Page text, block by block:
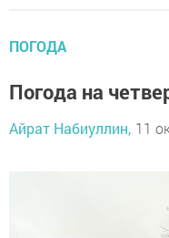
ПОГОДА
Погода на
Айрат Набиуллин, 11